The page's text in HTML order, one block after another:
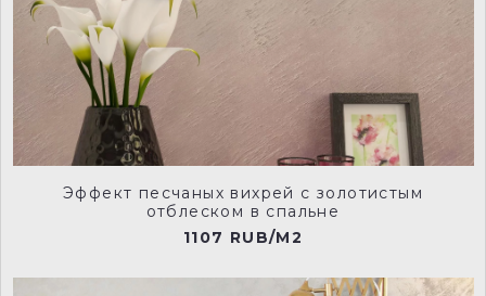
222-loft-white-manu 237-tusk-manu
Эффект песчаных вихрей с золотистым
отблеском в спальне
1107 RUB/M2